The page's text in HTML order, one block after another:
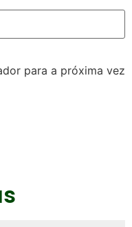
para a próxima vez